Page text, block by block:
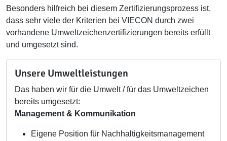
Besonders hilfreich bei diesem Zertifizierungsprozess ist,
dass sehr viele der Kriterien bei VIECON durch zwei
vorhandene Umweltzeichenzertifizierungen bereits erfüllt
und umgesetzt sind.
Unsere Umweltleistungen
Das haben wir für die Umwelt / für das Umweltzeichen
bereits umgesetzt:
Management & Kommunikation
Eigene Position für Nachhaltigkeitsmanagement